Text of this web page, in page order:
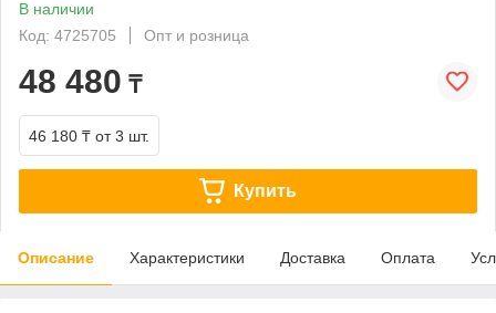
В наличии
Код: 4725705
Опт и розница
48 480 ₸
46 180 ₸ от 3 шт.
Купить
Описание Характеристики Доставка Оплата